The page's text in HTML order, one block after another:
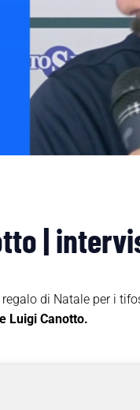
|
di Natale per i
Luigi Canotto.